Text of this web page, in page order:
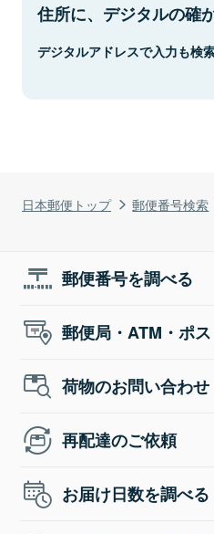
日本郵便トップ 郵便番号検索
住所に、デジタルの確
デジタルアドレスで入力も検
郵便番号を調べる
郵便局・ATM・ポ
荷物のお問い合わせ
再配達のご依頼
お届け日数を調べる